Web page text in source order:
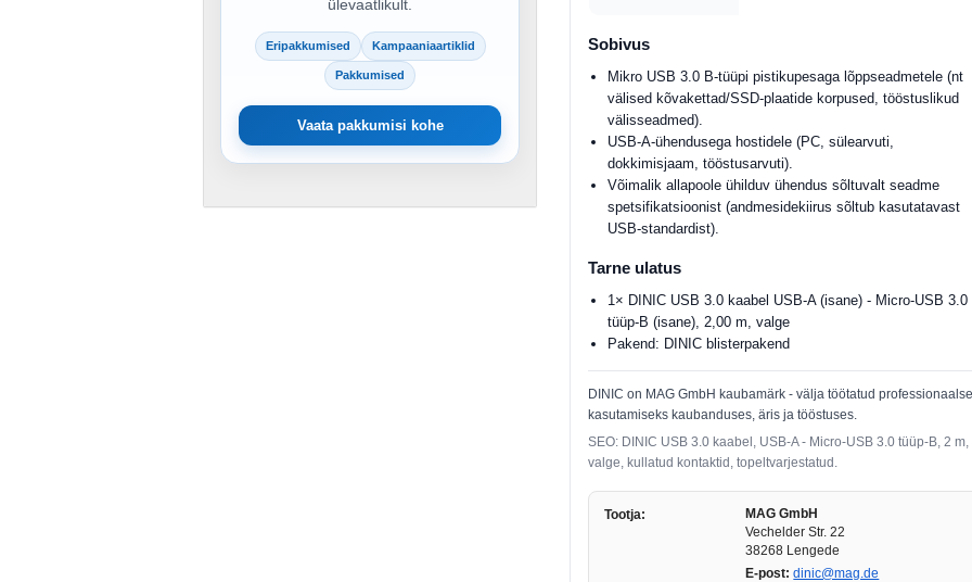
Sobivus
Mikro USB 3.0 B-tüüpi pistikupesaga lõppseadmetele (nt
välised kõvakettad/SSD-plaatide korpused, tööstuslikud
välisseadmed).
USB-A-ühendusega hostidele (PC, sülearvuti,
dokkimisjaam, tööstusarvuti).
Võimalik allapoole ühilduv ühendus sõltuvalt seadme
spetsifikatsioonist (andmesidekiirus sõltub kasutatavast
USB-standardist).
Tarne ulatus
1× DINIC USB 3.0 kaabel USB-A (isane) - Micro-USB 3.0
tüüp-B (isane), 2,00 m, valge
Pakend: DINIC blisterpakend
DINIC on MAG GmbH kaubamärk - välja töötatud
kasutamiseks kaubanduses, äris ja tööstuses.
SEO: DINIC USB 3.0 kaabel, USB-A - Micro-USB 3.0 tüüp-B, 2 m,
valge, kullatud kontaktid, topeltvarjestatud.
Tootja:
MAG GmbH
Vechelder Str. 22
38268 Lengede
E-post: dinic@mag.de
ülevaatlikult.
Eripakkumised Kampaaniaartiklid
Pakkumised
Vaata pakkumisi kohe